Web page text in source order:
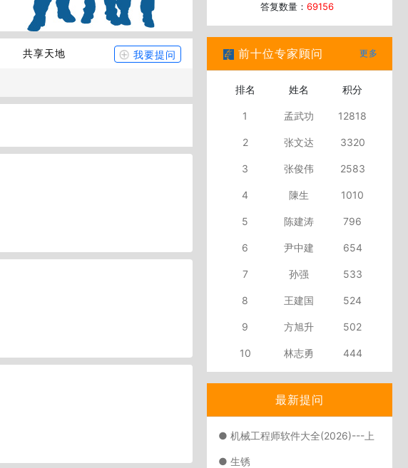
共享天地 我要提问
答复数量： 69156
前十位专家顾问 更多
排名 姓名 积分
1 孟武功 12818
2 张文达 3320
3 张俊伟 2583
4 陳生 1010
5 陈建涛 796
6 尹中建 654
7 孙强 533
8 王建国 524
9 方旭升 502
10 林志勇 444
最新提问
● 机械工程师软件大全(2026)---上
● 生锈